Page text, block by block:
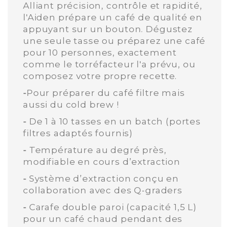
Alliant précision, contrôle et rapidité,
l'Aiden prépare un café de qualité en
appuyant sur un bouton. Dégustez
une seule tasse ou préparez une café
pour 10 personnes, exactement
comme le torréfacteur l'a prévu, ou
composez votre propre recette.
-Pour préparer du café filtre mais
aussi du cold brew !
- De 1 à 10 tasses en un batch (portes
filtres adaptés fournis)
- Température au degré près,
modifiable en cours d’extraction
- Système d’extraction conçu en
collaboration avec des Q-graders
- Carafe double paroi (capacité 1,5 L)
pour un café chaud pendant des